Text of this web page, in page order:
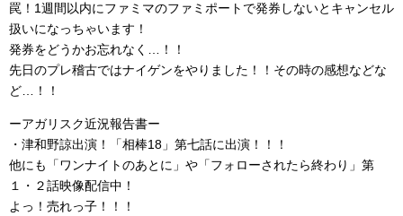
罠！1週間以内にファミマのファミポートで発券しないとキャンセル
扱いになっちゃいます！
発券をどうかお忘れなく…！！
先日のプレ稽古ではナイゲンをやりました！！その時の感想などな
ど…！！
ーアガリスク近況報告書ー
・津和野諒出演！「相棒18」第七話に出演！！！
他にも「ワンナイトのあとに」や「フォローされたら終わり」第
１・２話映像配信中！
よっ！売れっ子！！！